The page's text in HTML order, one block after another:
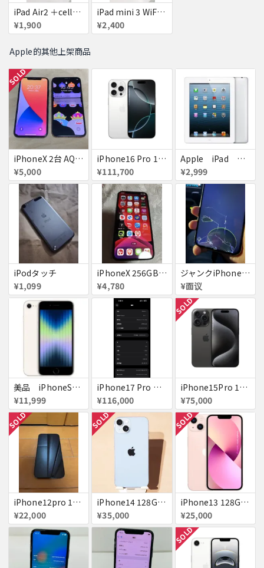
iPad Air2 ＋cellular 16GB
¥1,900
iPad mini 3 WiFi+Cellular 16GB
¥2,400
Apple的其他上架商品
SOLD
iPhoneX 2台 AQUOSsense5g ジャンク品
¥5,000
iPhone16 Pro 128GB ホワイトチタニウム docomo 送料無料
¥111,700
Apple iPad ミニ
¥2,999
iPodタッチ
¥1,099
iPhoneX 256GB ▲softbank ジャンク スペースグレイ A1902 送料無料
¥4,780
ジャンクiPhone13ProMax 128GB ドコモ
¥面议
美品 iPhoneSE２ ｉＯＳ１８
¥11,999
iPhone17 Pro Max 256GB 画面割れ
¥116,000
SOLD
iPhone15Pro 128GB ブラックチタニウム au
¥75,000
SOLD
iPhone12pro 128GB ブルー 赤ロム
¥22,000
SOLD
iPhone14 128GB Blue au 送料無料
¥35,000
SOLD
iPhone13 128GB ピンク docomo 送料無料
¥25,000
SOLD